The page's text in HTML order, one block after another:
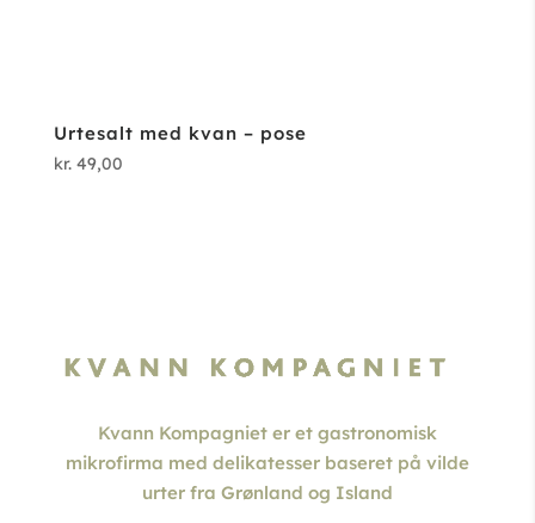
Urtesalt med kvan – pose
kr.49,00
Kvann Kompagniet er et gastronomisk
mikrofirma med delikatesser baseret på vilde
urter fra Grønland og Island